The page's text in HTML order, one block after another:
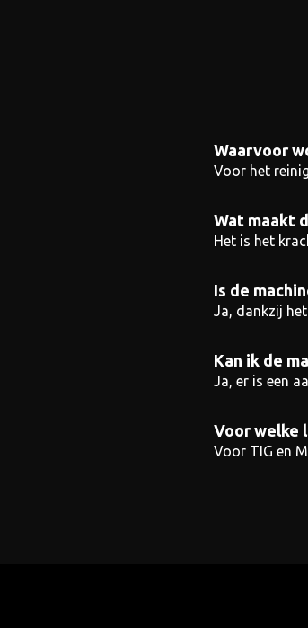
Waarvoor
Voor het
Wat maakt
Het is het
Is de
Ja, dankzij
Kan ik de
Ja, er is een
Voor welke
Voor TIG en